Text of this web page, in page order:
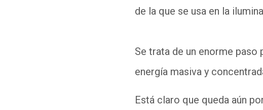
de la que se usa en la
Se trata de un enorme
energía masiva y
Está claro que queda aún